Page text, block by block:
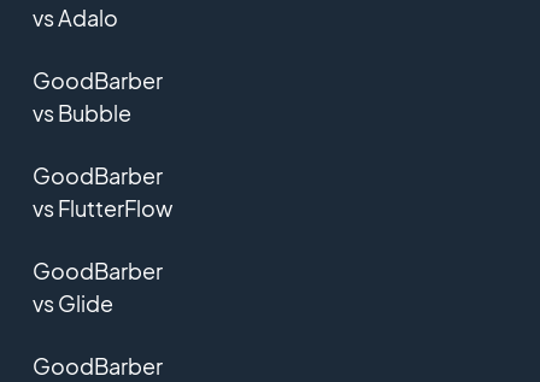
vs Adalo
GoodBarber
vs Bubble
GoodBarber
vs FlutterFlow
GoodBarber
vs Glide
GoodBarber